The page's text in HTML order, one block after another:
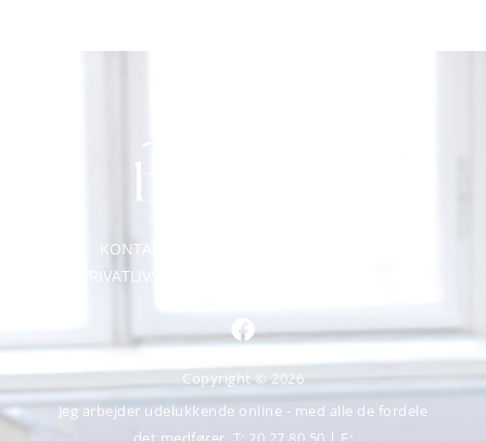
KONTAKT
PRIVATLIVSPOLITIK
Copyright © 2026
Jeg arbejder udelukkende online - med alle de fordele